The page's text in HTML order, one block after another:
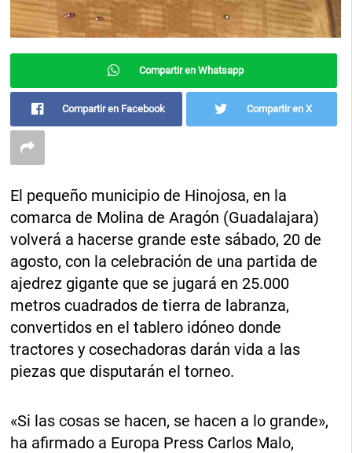
Compartir en Whatsapp
Compartir en Facebook Compartir en X
El pequeño municipio de Hinojosa, en la
comarca de Molina de Aragón (Guadalajara)
volverá a hacerse grande este sábado, 20 de
agosto, con la celebración de una partida de
ajedrez gigante que se jugará en 25.000
metros cuadrados de tierra de labranza,
convertidos en el tablero idóneo donde
tractores y cosechadoras darán vida a las
piezas que disputarán el torneo.
«Si las cosas se hacen, se hacen a lo grande»,
ha afirmado a Europa Press Carlos Malo,